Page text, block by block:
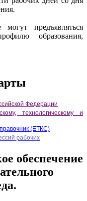
предъявляться
образования,
Федерации
технологическому и
(ЕТКС)
рабочих
обеспечение